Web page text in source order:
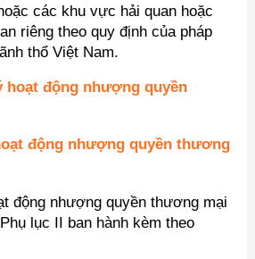
các khu vực hải quan hoặc
riêng theo quy định của pháp
thổ Việt Nam.
hoạt động nhượng quyền
động nhượng quyền thương
động nhượng quyền thương mại
lục II ban hành kèm theo